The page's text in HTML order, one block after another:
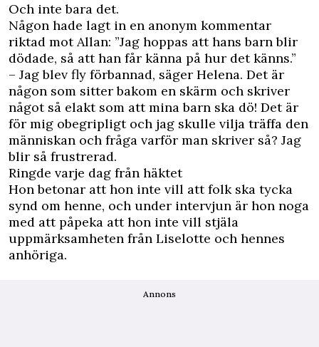
Och inte bara det.
Någon hade lagt in en anonym kommentar
riktad mot Allan: ”Jag hoppas att hans barn blir
dödade, så att han får känna på hur det känns.”
– Jag blev fly förbannad, säger Helena. Det är
någon som sitter bakom en skärm och skriver
något så elakt som att mina barn ska dö! Det är
för mig obegripligt och jag skulle vilja träffa den
människan och fråga varför man skriver så? Jag
blir så frustrerad.
Ringde varje dag från häktet
Hon betonar att hon inte vill att folk ska tycka
synd om henne, och under intervjun är hon noga
med att påpeka att hon inte vill stjäla
uppmärksamheten från Liselotte och hennes
anhöriga.
Annons